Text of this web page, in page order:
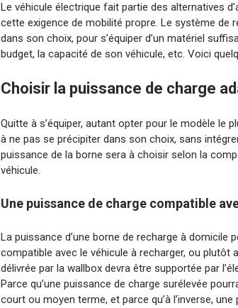
Le véhicule électrique fait partie des alternatives
cette exigence de mobilité propre. Le système de
dans son choix, pour s’équiper d’un matériel
budget, la capacité de son véhicule, etc. Voici
Choisir la puissance de charge
Quitte à s’équiper, autant opter pour le modèle le
à ne pas se précipiter dans son choix, sans
puissance de la borne sera à choisir selon la
véhicule.
Une puissance de charge compatible
La puissance d’une borne de recharge à domicile
compatible avec le véhicule à recharger, ou plutôt
délivrée par la wallbox devra être supportée par
Parce qu’une puissance de charge surélevée
court ou moyen terme, et parce qu’à l’inverse,